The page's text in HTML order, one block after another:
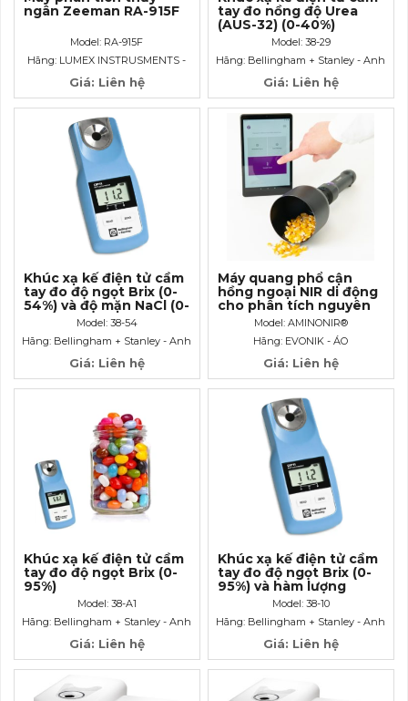
ngân Zeeman RA-915F
Model: RA-915F
Hãng: LUMEX INSTRUSMENTS -
Canada
Giá: Liên hệ
tay đo nồng độ Urea
(AUS-32) (0-40%)
Model: 38-29
Hãng: Bellingham + Stanley - Anh
Giá: Liên hệ
Khúc xạ kế điện tử cầm
tay đo độ ngọt Brix (0-
54%) và độ mặn NaCl (0-
Model: 38-54
Hãng: Bellingham + Stanley - Anh
Giá: Liên hệ
Máy quang phổ cận
hồng ngoại NIR di động
cho phân tích nguyên
liệu và thức ăn chăn
Model: AMINONIR®
Hãng: EVONIK - ÁO
Giá: Liên hệ
Khúc xạ kế điện tử cầm
tay đo độ ngọt Brix (0-
95%)
Model: 38-A1
Hãng: Bellingham + Stanley - Anh
Giá: Liên hệ
Khúc xạ kế điện tử cầm
tay đo độ ngọt Brix (0-
95%) và hàm lượng
nước trong mật ong
Model: 38-10
Hãng: Bellingham + Stanley - Anh
Giá: Liên hệ